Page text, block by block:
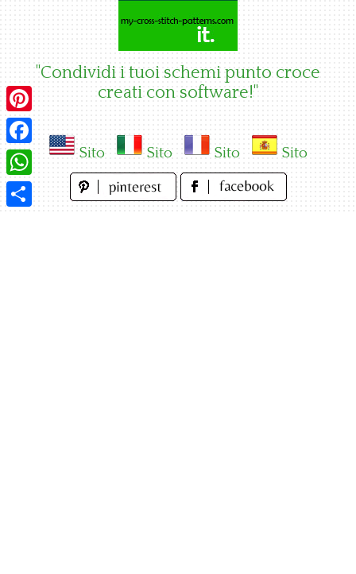
"Condividi i tuoi schemi punto croce
creati con software!"
Sito Sito Sito Sito
Pinterest
Facebook
WhatsApp